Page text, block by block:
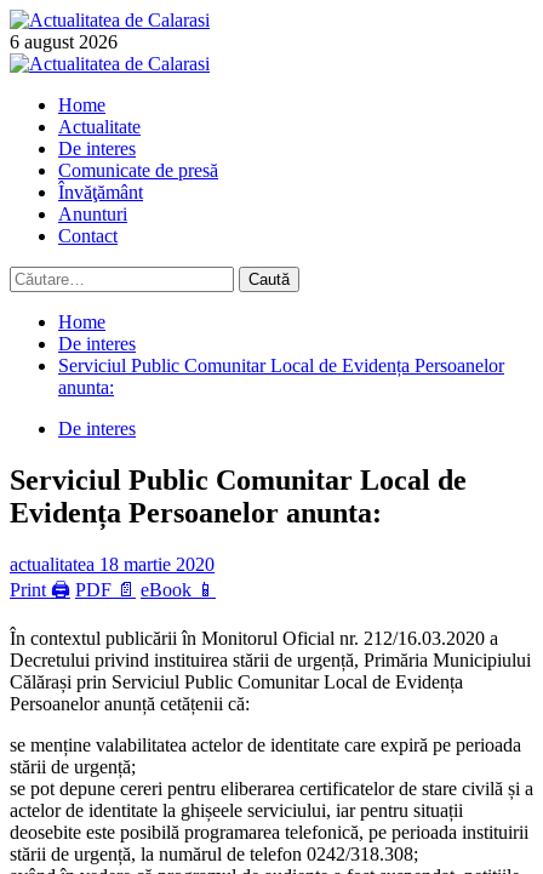
Skip
to
content
6 august 2026
Primary
Home
Actualitate
De interes
Comunicate de presă
Învăţământ
Anunturi
Contact
Caută
după:
Home
De interes
Serviciul Public Comunitar Local de Evidența Persoanelor
anunta:
De interes
Serviciul Public Comunitar Local de
Evidența Persoanelor anunta:
actualitatea 18 martie 2020
Print 🖨 PDF 📄 eBook 📱
În contextul publicării în Monitorul Oficial nr. 212/16.03.2020 a
Decretului privind instituirea stării de urgență, Primăria Municipiului
Călărași prin Serviciul Public Comunitar Local de Evidența
Persoanelor anunță cetățenii că:
se menține valabilitatea actelor de identitate care expiră pe perioada
stării de urgență;
se pot depune cereri pentru eliberarea certificatelor de stare civilă și a
actelor de identitate la ghișeele serviciului, iar pentru situații
deosebite este posibilă programarea telefonică, pe perioada instituirii
stării de urgență, la numărul de telefon 0242/318.308;